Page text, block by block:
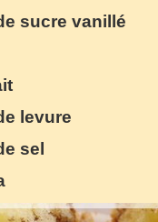
sucre vanillé
levure
sel